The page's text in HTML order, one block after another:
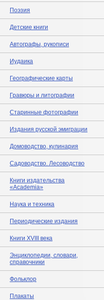
Поэзия
Детские книги
Автографы, рукописи
Иудаика
Географические карты
Гравюры и литографии
Старинные фотографии
Издания русской эмиграции
Домоводство, кулинария
Садоводство. Лесоводство
Книги издательства
«Academia»
Наука и техника
Периодические издания
Книги XVIII века
Энциклопедии, словари,
справочники
Фольклор
Плакаты